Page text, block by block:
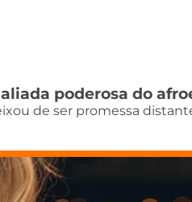
poderosa do
de ser promessa